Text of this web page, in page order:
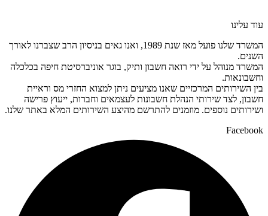
עוד עלינו
המשרד שלנו פועל מאז שנת 1989, ואנו גאים בניסיון הרב שצברנו לאורך
השנים.
המשרד מנוהל על ידי רואה חשבון ותיק, בוגר אוניברסיטת חיפה בכלכלה
וחשבונאות.
בין השירותים המרכזיים שאנו מציעים ניתן למצוא החזרי מס וראיית
חשבון, לצד שירותי הנהלת חשבונות לעצמאים וחברות, ייעוץ פרישה
ושירותים נוספים. מוזמנים להתרשם מהיצע השירותים המלא באתר שלנו.
Facebook